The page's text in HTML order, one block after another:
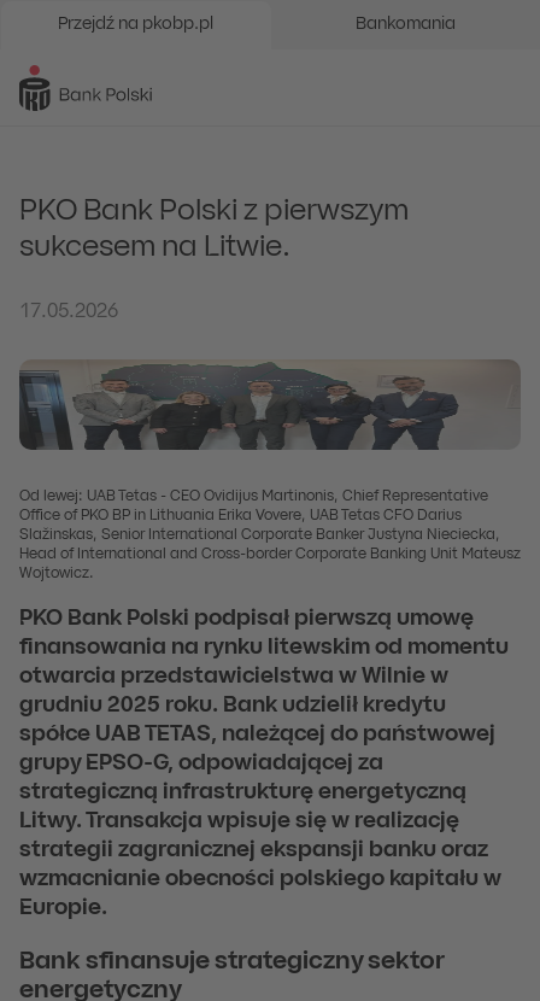
Przejdź na pkobp.pl Bankomania
PKO Bank Polski z pierwszym
sukcesem na Litwie.
17.05.2026
Od lewej: UAB Tetas - CEO Ovidijus Martinonis, Chief Representative
Office of PKO BP in Lithuania Erika Vovere, UAB Tetas CFO Darius
Slažinskas, Senior International Corporate Banker Justyna Nieciecka,
Head of International and Cross-border Corporate Banking Unit Mateusz
Wojtowicz.
PKO Bank Polski podpisał pierwszą umowę
finansowania na rynku litewskim od momentu
otwarcia przedstawicielstwa w Wilnie w
grudniu 2025 roku. Bank udzielił kredytu
spółce UAB TETAS, należącej do państwowej
grupy EPSO-G, odpowiadającej za
strategiczną infrastrukturę energetyczną
Litwy. Transakcja wpisuje się w realizację
strategii zagranicznej ekspansji banku oraz
wzmacnianie obecności polskiego kapitału w
Europie.
Bank sfinansuje strategiczny sektor
energetyczny